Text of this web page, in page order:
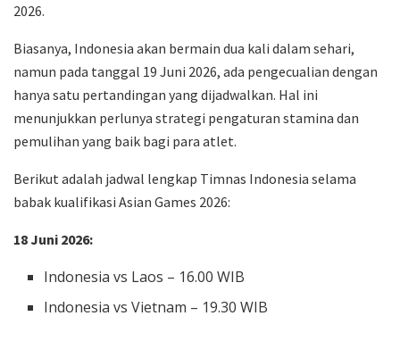
2026.
Biasanya, Indonesia akan bermain dua kali dalam sehari,
namun pada tanggal 19 Juni 2026, ada pengecualian dengan
hanya satu pertandingan yang dijadwalkan. Hal ini
menunjukkan perlunya strategi pengaturan stamina dan
pemulihan yang baik bagi para atlet.
Berikut adalah jadwal lengkap Timnas Indonesia selama
babak kualifikasi Asian Games 2026:
18 Juni 2026:
Indonesia vs Laos – 16.00 WIB
Indonesia vs Vietnam – 19.30 WIB